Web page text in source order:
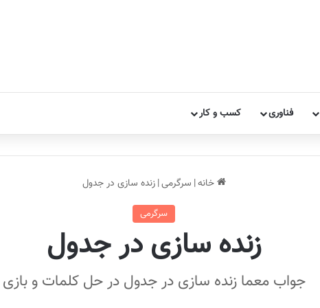
فناوری کسب و کار
خانه| سرگرمی| زنده سازی در جدول
سرگرمی
زنده سازی در جدول
جواب معما زنده سازی در جدول در حل کلمات و بازی